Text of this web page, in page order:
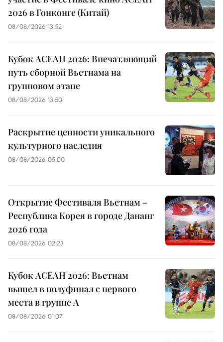
2026 в Гонконге (Китай)
08/08/2026 13:52
Кубок АСЕАН 2026: Впечатляющий
путь сборной Вьетнама на
групповом этапе
08/08/2026 13:50
Раскрытие ценности уникального
культурного наследия
08/08/2026 05:00
Открытие Фестиваля Вьетнам –
Республика Корея в городе Дананг
2026 года
08/08/2026 02:23
Кубок АСЕАН 2026: Вьетнам
вышел в полуфинал с первого
места в группе A
08/08/2026 01:07